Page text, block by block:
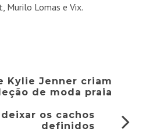
Murilo Lomas e Vix.
Kylie Jenner criam
de moda praia
os cachos
definidos